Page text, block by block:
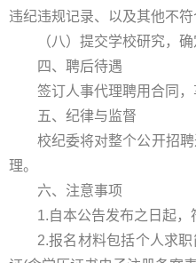
违纪违规记录、以及其他不
（八）提交学校研究，
四、聘后待遇
签订人事代理聘用合同
五、纪律与监督
校纪委将对整个公开招
理。
六、注意事项
1.自本公告发布之日起
2.报名材料包括个人求